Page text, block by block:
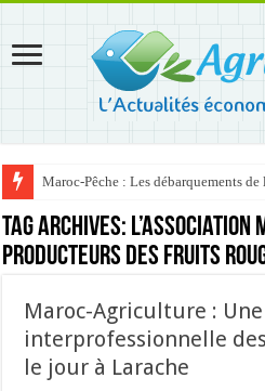
Maroc-Pêche : Les débarquements
Tag Archives: l’Association
producteurs des fruits
Maroc-Agriculture :
interprofessionnelle
le jour à Larache